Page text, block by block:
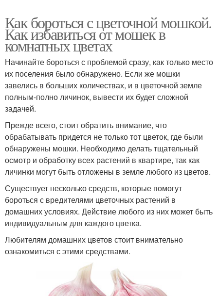
Как бороться с цветочной мошкой.
Как избавиться от мошек в
комнатных цветах
Начинайте бороться с проблемой сразу, как только место
их поселения было обнаружено. Если же мошки
завелись в больших количествах, и в цветочной земле
полным-полно личинок, вывести их будет сложной
задачей.
Прежде всего, стоит обратить внимание, что
обрабатывать придется не только тот цветок, где были
обнаружены мошки. Необходимо делать тщательный
осмотр и обработку всех растений в квартире, так как
личинки могут быть отложены в земле любого из цветов.
Существует несколько средств, которые помогут
бороться с вредителями цветочных растений в
домашних условиях. Действие любого из них может быть
индивидуальным для каждого цветка.
Любителям домашних цветов стоит внимательно
ознакомиться с этими средствами.